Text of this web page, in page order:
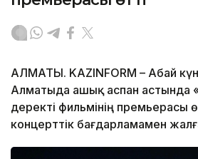
АЛМАТЫ. KAZINFORM – Абай
Алматыда ашық аспан астында
деректі фильмінің премьерасы
концерттік бағдарламамен